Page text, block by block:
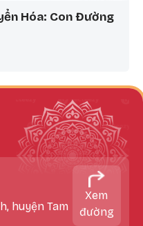
Hóa: Con Đường
huyện Tam
Xem
đường